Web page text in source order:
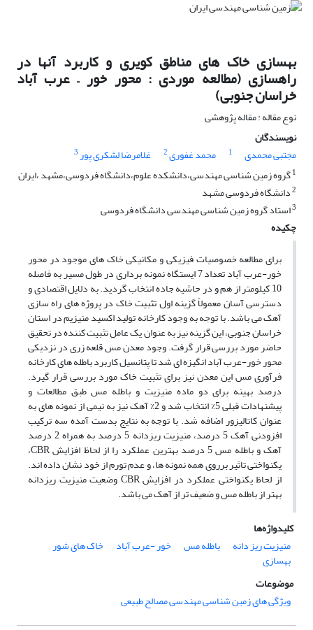
بهسازی خاک های مناطق کویری و کاربرد آنها در
راهسازی (مطالعه موردی : محور خور – عرب آباد
خراسان جنوبی)
نوع مقاله : مقاله پژوهشی
نویسندگان
مجتبی محمدی
1 محمد غفوری2 غلامرضا لشکری پور3
1گروه زمین شناسی مهندسی،دانشکده علوم،دانشگاه فردوسی،مشهد ،ایران
2دانشگاه فردوسی مشهد
3استاد گروه زمین شناسی مهندسی دانشگاه فردوسی
چکیده
برای مطالعه خصوصیات فیزیکی و مکانیکی خاک های موجود در محور
خور-عرب آباد تعداد 7 ایستگاه نمونه برداری در طول مسیر به فاصله
10 کیلومتر از هم و در حاشیه جاده انتخاب گردید. به دلایل اقتصادی و
دسترسی آسان معمولاً گزینه اول تثبیت خاک در پروژه های راه سازی
آهک می باشد. با توجه به وجود کارخانه تولید اکسید منیزیم در استان
خراسان جنوبی، این گزینه نیز به عنوان یک عامل تثبیت کننده در تحقیق
حاضر مورد بررسی قرار گرفت. وجود معدن مس قلعه زری در نزدیکی
محور خور-عرب آباد انگیزه ای شد تا پتانسیل کاربرد باطله های کارخانه
فرآوری مس این معدن نیز برای تثبیت خاک مورد بررسی قرار گیرد.
درصد بهینه برای دو ماده منیزیت و باطله مس طبق مطالعات و
پیشنهادات قبلی 5% انتخاب شد و 2% آهک نیز به نیمی از نمونه های به
عنوان کاتالیزور اضافه شد. با توجه به نتایج بدست آمده سه ترکیب
افزودنی آهک 5 درصد، منیزیت ریزدانه 5 درصد به همراه 2 درصد
آهک و باطله مس 5 درصد بهترین عملکرد را از لحاظ افزایش CBR،
یکنواختی تاثیر برروی همه نمونه ها، و عدم تورم از خود نشان داده اند.
از لحاظ یکنواختی عملکرد در افزایش CBR وضعیت منیزیت ریزدانه
بهتر از باطله مس و ضعیف تر از آهک می باشد.
کلیدواژه‌ها
منیزیت ریز دانه
باطله مس خور -عرب آباد خاک های شور
بهسازی
موضوعات
ویژگی های زمین شناسی مهندسی مصالح طبیعی